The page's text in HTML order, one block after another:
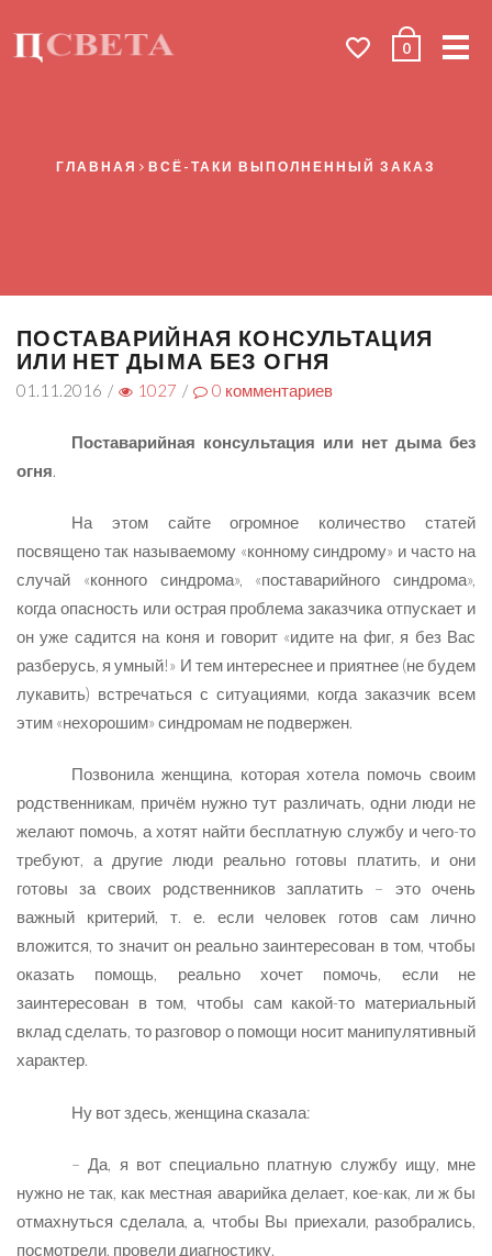
0
ГЛАВНАЯ ВСЁ-ТАКИ ВЫПОЛНЕННЫЙ ЗАКАЗ
ПОСТАВАРИЙНАЯ КОНСУЛЬТАЦИЯ
ИЛИ НЕТ ДЫМА БЕЗ ОГНЯ
01.11.2016 / 1027 / 0 комментариев
Поставарийная консультация или нет дыма без
огня.
На этом сайте огромное количество статей
посвящено так называемому «конному синдрому» и часто на
случай «конного синдрома», «поставарийного синдрома»,
когда опасность или острая проблема заказчика отпускает и
он уже садится на коня и говорит «идите на фиг, я без Вас
разберусь, я умный!» И тем интереснее и приятнее (не будем
лукавить) встречаться с ситуациями, когда заказчик всем
этим «нехорошим» синдромам не подвержен.
Позвонила женщина, которая хотела помочь своим
родственникам, причём нужно тут различать, одни люди не
желают помочь, а хотят найти бесплатную службу и чего-то
требуют, а другие люди реально готовы платить, и они
готовы за своих родственников заплатить – это очень
важный критерий, т. е. если человек готов сам лично
вложится, то значит он реально заинтересован в том, чтобы
оказать помощь, реально хочет помочь, если не
заинтересован в том, чтобы сам какой-то материальный
вклад сделать, то разговор о помощи носит манипулятивный
характер.
Ну вот здесь, женщина сказала:
– Да, я вот специально платную службу ищу, мне
нужно не так, как местная аварийка делает, кое-как, ли ж бы
отмахнуться сделала, а, чтобы Вы приехали, разобрались,
посмотрели, провели диагностику.